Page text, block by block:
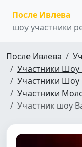
После Ивлева
шоу участники
После Ивлева
Участники
Участники
Участники
Участник шоу